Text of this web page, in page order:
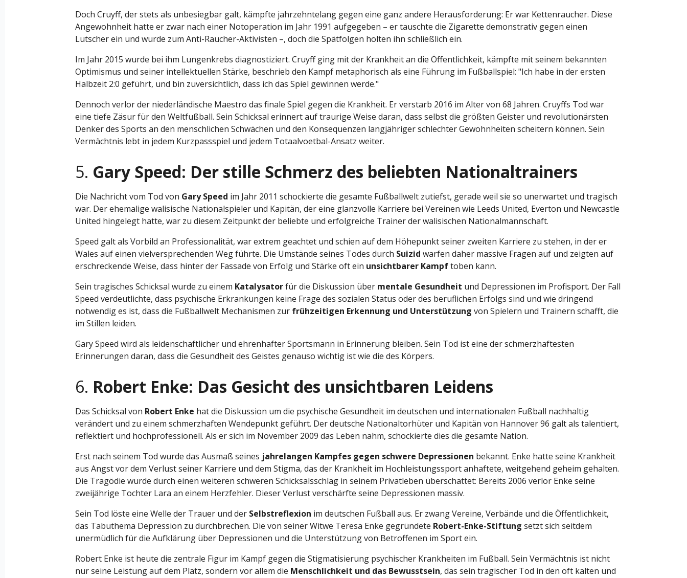
Doch Cruyff, der stets als unbesiegbar galt, kämpfte jahrzehntelang gegen eine ganz andere Herausforderung: Er war Kettenraucher. Diese
Angewohnheit hatte er zwar nach einer Notoperation im Jahr 1991 aufgegeben – er tauschte die Zigarette demonstrativ gegen einen
Lutscher ein und wurde zum Anti-Raucher-Aktivisten –, doch die Spätfolgen holten ihn schließlich ein.
Im Jahr 2015 wurde bei ihm Lungenkrebs diagnostiziert. Cruyff ging mit der Krankheit an die Öffentlichkeit, kämpfte mit seinem bekannten
Optimismus und seiner intellektuellen Stärke, beschrieb den Kampf metaphorisch als eine Führung im Fußballspiel: "Ich habe in der ersten
Halbzeit 2:0 geführt, und bin zuversichtlich, dass ich das Spiel gewinnen werde."
Dennoch verlor der niederländische Maestro das finale Spiel gegen die Krankheit. Er verstarb 2016 im Alter von 68 Jahren. Cruyffs Tod war
eine tiefe Zäsur für den Weltfußball. Sein Schicksal erinnert auf traurige Weise daran, dass selbst die größten Geister und revolutionärsten
Denker des Sports an den menschlichen Schwächen und den Konsequenzen langjähriger schlechter Gewohnheiten scheitern können. Sein
Vermächtnis lebt in jedem Kurzpassspiel und jedem Totaalvoetbal-Ansatz weiter.
5. Gary Speed: Der stille Schmerz des beliebten Nationaltrainers
Die Nachricht vom Tod von Gary Speed im Jahr 2011 schockierte die gesamte Fußballwelt zutiefst, gerade weil sie so unerwartet und tragisch
war. Der ehemalige walisische Nationalspieler und Kapitän, der eine glanzvolle Karriere bei Vereinen wie Leeds United, Everton und Newcastle
United hingelegt hatte, war zu diesem Zeitpunkt der beliebte und erfolgreiche Trainer der walisischen Nationalmannschaft.
Speed galt als Vorbild an Professionalität, war extrem geachtet und schien auf dem Höhepunkt seiner zweiten Karriere zu stehen, in der er
Wales auf einen vielversprechenden Weg führte. Die Umstände seines Todes durch Suizid warfen daher massive Fragen auf und zeigten auf
erschreckende Weise, dass hinter der Fassade von Erfolg und Stärke oft ein unsichtbarer Kampftoben kann.
Sein tragisches Schicksal wurde zu einem Katalysatorfür die Diskussion über mentale Gesundheit und Depressionen im Profisport. Der Fall
Speed verdeutlichte, dass psychische Erkrankungen keine Frage des sozialen Status oder des beruflichen Erfolgs sind und wie dringend
notwendig es ist, dass die Fußballwelt Mechanismen zur frühzeitigen Erkennung und Unterstützung von Spielern und Trainern schafft, die
im Stillen leiden.
Gary Speed wird als leidenschaftlicher und ehrenhafter Sportsmann in Erinnerung bleiben. Sein Tod ist eine der schmerzhaftesten
Erinnerungen daran, dass die Gesundheit des Geistes genauso wichtig ist wie die des Körpers.
6. Robert Enke: Das Gesicht des unsichtbaren Leidens
Das Schicksal von Robert Enke hat die Diskussion um die psychische Gesundheit im deutschen und internationalen Fußball nachhaltig
verändert und zu einem schmerzhaften Wendepunkt geführt. Der deutsche Nationaltorhüter und Kapitän von Hannover 96 galt als talentiert,
reflektiert und hochprofessionell. Als er sich im November 2009 das Leben nahm, schockierte dies die gesamte Nation.
Erst nach seinem Tod wurde das Ausmaß seines jahrelangen Kampfes gegen schwere Depressionen bekannt. Enke hatte seine Krankheit
aus Angst vor dem Verlust seiner Karriere und dem Stigma, das der Krankheit im Hochleistungssport anhaftete, weitgehend geheim gehalten.
Die Tragödie wurde durch einen weiteren schweren Schicksalsschlag in seinem Privatleben überschattet: Bereits 2006 verlor Enke seine
zweijährige Tochter Lara an einem Herzfehler. Dieser Verlust verschärfte seine Depressionen massiv.
Sein Tod löste eine Welle der Trauer und der Selbstreflexion im deutschen Fußball aus. Er zwang Vereine, Verbände und die Öffentlichkeit,
das Tabuthema Depression zu durchbrechen. Die von seiner Witwe Teresa Enke gegründete Robert-Enke-Stiftung setzt sich seitdem
unermüdlich für die Aufklärung über Depressionen und die Unterstützung von Betroffenen im Sport ein.
Robert Enke ist heute die zentrale Figur im Kampf gegen die Stigmatisierung psychischer Krankheiten im Fußball. Sein Vermächtnis ist nicht
nur seine Leistung auf dem Platz, sondern vor allem die Menschlichkeit und das Bewusstsein, das sein tragischer Tod in den oft kalten und